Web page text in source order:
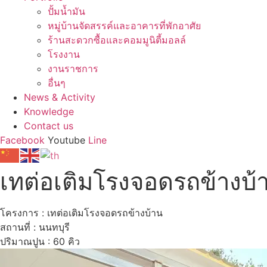
ปั้มน้ำมัน
หมู่บ้านจัดสรรค์และอาคารที่พักอาศัย
ร้านสะดวกซื้อและคอมมูนิตี้มอลล์
โรงงาน
งานราชการ
อื่นๆ
News & Activity
Knowledge
Contact us
Facebook Youtube Line
เทต่อเติมโรงจอดรถข้างบ้
โครงการ : เทต่อเติมโรงจอดรถข้างบ้าน
สถานที่ : นนทบุรี
ปริมาณปูน : 60 คิว